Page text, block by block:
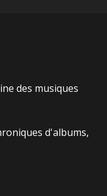
des musiques
d'albums,